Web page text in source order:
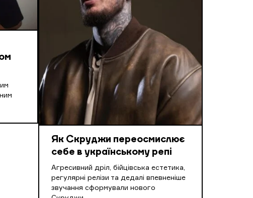
Як Скруджи переосмислює
себе в українському репі
Агресивний дріл, бійцівська естетика,
регулярні релізи та дедалі впевненіше
звучання сформували нового